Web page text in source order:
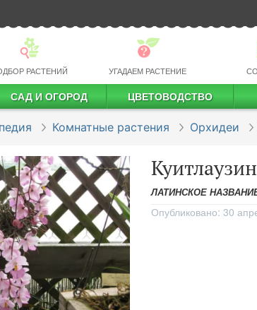
РАСТЕНИЙ УГАДАЕМ РАСТЕНИЕ
САД И ОГОРОД ЦВЕТОВОДСТВО
Комнатные растения Орхидеи
ЛАТИНСКОЕ
Опубликовано: 30